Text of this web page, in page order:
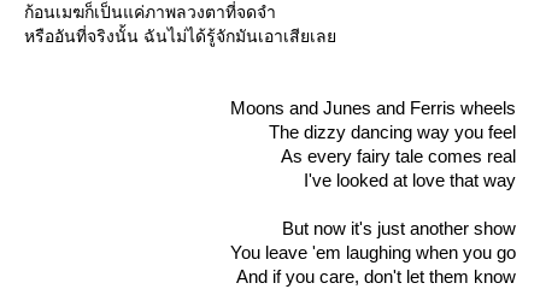
ก้อนเมฆก็เป็นแค่ภาพลวงตาที่จดจำ
หรืออันที่จริงนั้น ฉันไม่ได้รู้จักมันเอาเสียเล
Moons and Junes and Ferris wheels
The dizzy dancing way you feel
As every fairy tale comes real
I've looked at love that way
But now it's just another show
You leave 'em laughing when you go
And if you care, don't let them know